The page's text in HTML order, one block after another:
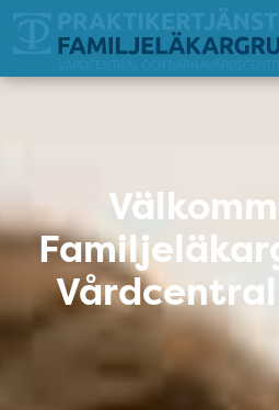
Välkommen till
Vårdcentral